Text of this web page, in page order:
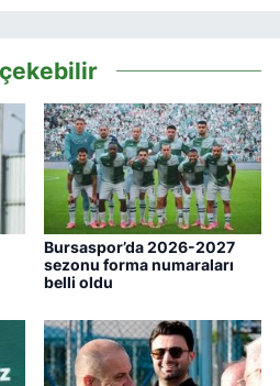
Bursaspor’da 2026-2027
sezonu forma numaraları
belli oldu